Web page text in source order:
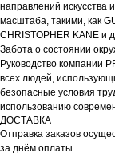
направлений искусства
масштаба, такими, как
CHRISTOPHER KANE и
Забота о состоянии
Руководство компании
всех людей,
безопасные условия
использованию
ДОСТАВКА
Отправка заказов
за днём оплаты.